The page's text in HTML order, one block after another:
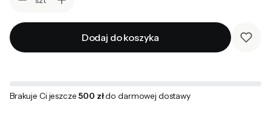
Dodaj do koszyka
Brakuje Ci jeszcze 500 złdo darmowej dostawy